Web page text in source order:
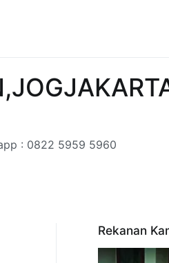
: 0822 5959 5960
Rekanan